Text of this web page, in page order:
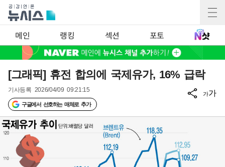
메인 랭킹 섹션 포토
[그래픽] 휴전 합의에 국제유가, 16% 급락
기사등록 2026/04/09 09:21:15
구글에서 선호하는 매체로 추가
가가